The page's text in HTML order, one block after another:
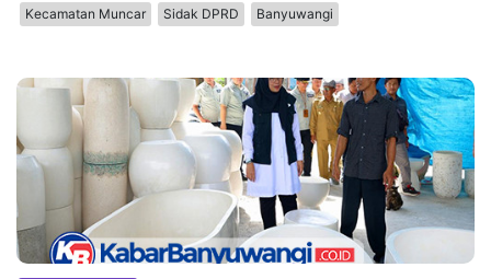
Kecamatan Muncar
Sidak DPRD Banyuwangi